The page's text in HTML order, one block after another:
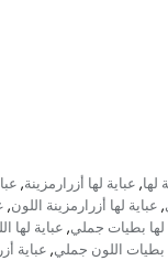
لها, عباية لها أزرارمزينة,
, عباية لها أزرارمزينة اللون,
لها بطيات جملي, عباية لها
بطيات اللون جملي, عباية